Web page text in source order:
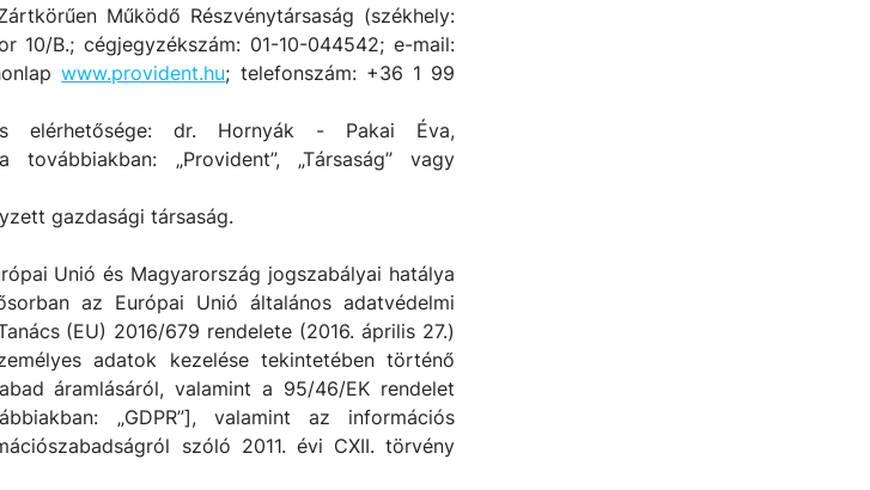
Működő Részvénytársaság (székhely:
10/B.; cégjegyzékszám: 01-10-044542; e-mail:
www.provident.hu; telefonszám: +36 1 99
elérhetősége: dr. Hornyák - Pakai Éva,
továbbiakban: „Provident”, „Társaság” vagy
gazdasági társaság.
Unió és Magyarország jogszabályai hatálya
az Európai Unió általános adatvédelmi
(EU) 2016/679 rendelete (2016. április 27.)
adatok kezelése tekintetében történő
áramlásáról, valamint a 95/46/EK rendelet
„GDPR”], valamint az információs
szóló 2011. évi CXII. törvény